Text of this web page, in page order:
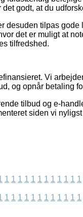
det godt, at du
desuden tilpas
det er muligt at
tilfredshed.
Vi
og opnår betaling
tilbud og e-
siden vi
1 1 1 1 1 1 1 1 1 1 1 1
1 1 1 1 1 1 1 1 1 1 1 1